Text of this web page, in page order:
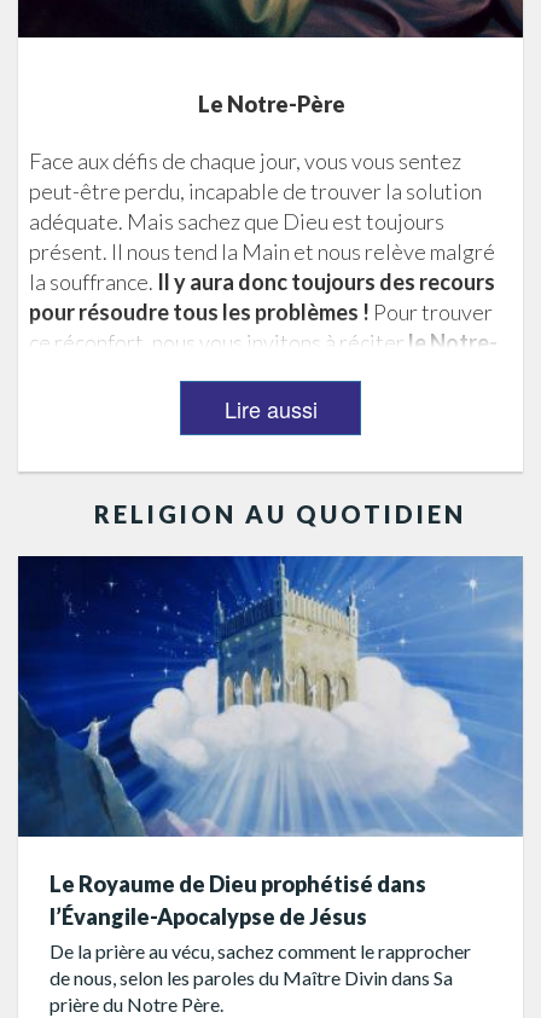
Le Notre-Père
Face aux défis de chaque jour, vous vous sentez
peut-être perdu, incapable de trouver la solution
adéquate. Mais sachez que Dieu est toujours
présent. Il nous tend la Main et nous relève malgré
la souffrance. Il y aura donc toujours des recours
pour résoudre tous les problèmes ! Pour trouver
ce réconfort, nous vous invitons à réciter le Notre-
le Père Céleste la force dont vous avez...
Lire aussi
RELIGION AU QUOTIDIEN
Le Royaume de Dieu prophétisé dans
l’Évangile-Apocalypse de Jésus
De la prière au vécu, sachez comment le rapprocher
de nous, selon les paroles du Maître Divin dans Sa
prière du Notre Père.